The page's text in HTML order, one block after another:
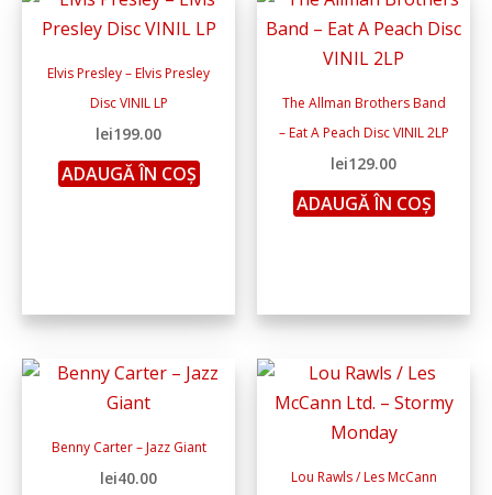
Elvis Presley – Elvis Presley
Disc VINIL LP
lei199.00
ADAUGĂ ÎN COȘ
The Allman Brothers Band
– Eat A Peach Disc VINIL 2LP
lei129.00
ADAUGĂ ÎN COȘ
Benny Carter – Jazz Giant
lei40.00
Lou Rawls / Les McCann